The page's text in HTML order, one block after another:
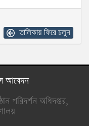
তালিকায় ফিরে চলুন
আবেদন
পরিদর্শন অধিদপ্তর,